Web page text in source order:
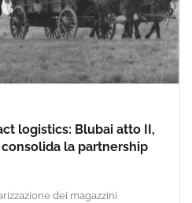
logistics: Blubai atto II,
la partnership
dei magazzini